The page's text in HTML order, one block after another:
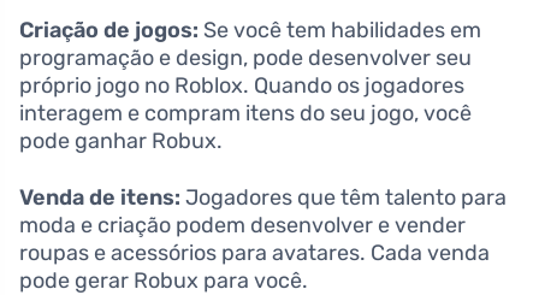
Criação de jogos: Se você tem habilidades em
programação e design, pode desenvolver seu
próprio jogo no Roblox. Quando os jogadores
interagem e compram itens do seu jogo, você
pode ganhar Robux.
Venda de itens: Jogadores que têm talento para
moda e criação podem desenvolver e vender
roupas e acessórios para avatares. Cada venda
pode gerar Robux para você.